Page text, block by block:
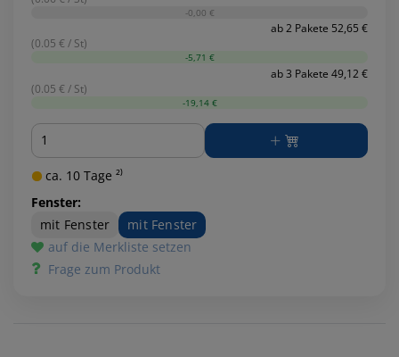
-0,00 €
ab 2 Pakete 52,65 €
(0.05 € / St)
-5,71 €
ab 3 Pakete 49,12 €
(0.05 € / St)
-19,14 €
Menge
ca. 10 Tage ²⁾
Fenster:
mit Fenster
mit Fenster
auf die Merkliste setzen
Frage zum Produkt